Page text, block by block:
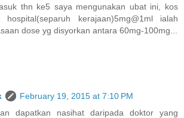
thn ke5 saya mengunakan ubat ini, kos
kerajaan)5mg@1ml ialah
dose yg disyorkan antara 60mg-100mg...
February 19, 2015 at 7:10 PM
dapatkan nasihat daripada doktor yang